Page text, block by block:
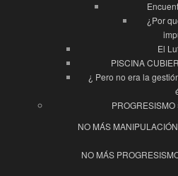
¿Por
El
PISCINA
¿ Pero no era la
NO MÁS
NO MÁS